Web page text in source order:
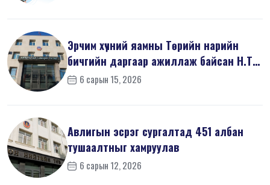
Эрчим хүчний яамны Төрийн нарийн
бичгийн даргаар ажиллаж байсан Н.Т
на...6 сарын 15, 2026
Авлигын эсрэг сургалтад 451 албан
тушаалтныг хамруулав
6 сарын 12, 2026